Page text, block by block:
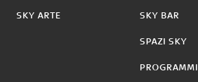
SKY ARTE SKY BAR
SPAZI SKY
PROGRAMMI